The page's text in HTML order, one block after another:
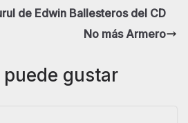
de Edwin Ballesteros del CD
No más Armero
gustar